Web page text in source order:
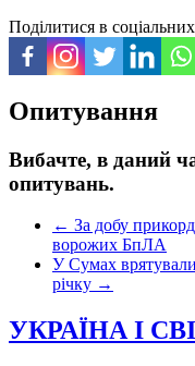
Поділитися в
Опитування
Вибачте, в даний
опитувань.
← За добу
ворожих БпЛА
У Сумах
річку →
УКРАЇНА І